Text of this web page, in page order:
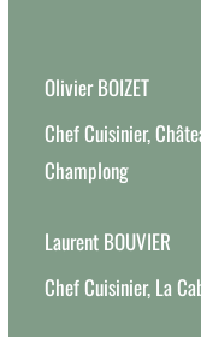
Olivier BOIZET
Chef Cuisinier,
Champlong
Laurent BOUVIER
Chef Cuisinier, La